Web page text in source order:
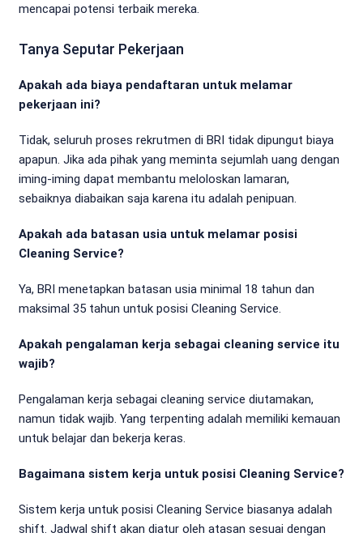
mencapai potensi terbaik mereka.
Tanya Seputar Pekerjaan
Apakah ada biaya pendaftaran untuk melamar
pekerjaan ini?
Tidak, seluruh proses rekrutmen di BRI tidak dipungut biaya
apapun. Jika ada pihak yang meminta sejumlah uang dengan
iming-iming dapat membantu meloloskan lamaran,
sebaiknya diabaikan saja karena itu adalah penipuan.
Apakah ada batasan usia untuk melamar posisi
Cleaning Service?
Ya, BRI menetapkan batasan usia minimal 18 tahun dan
maksimal 35 tahun untuk posisi Cleaning Service.
Apakah pengalaman kerja sebagai cleaning service itu
wajib?
Pengalaman kerja sebagai cleaning service diutamakan,
namun tidak wajib. Yang terpenting adalah memiliki kemauan
untuk belajar dan bekerja keras.
Bagaimana sistem kerja untuk posisi Cleaning Service?
Sistem kerja untuk posisi Cleaning Service biasanya adalah
shift. Jadwal shift akan diatur oleh atasan sesuai dengan